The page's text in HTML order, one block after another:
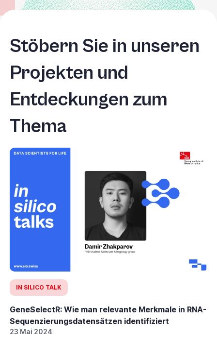
Stöbern Sie in unseren
Projekten und
Entdeckungen zum
Thema
IN SILICO TALK
GeneSelectR: Wie man relevante Merkmale in RNA-
Sequenzierungsdatensätzen identifiziert
23 Mai 2024